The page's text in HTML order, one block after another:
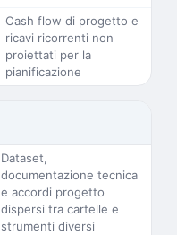
Cash flow di progetto e
ricavi ricorrenti non
proiettati per la
pianificazione
Dataset,
documentazione tecnica
e accordi progetto
dispersi tra cartelle e
strumenti diversi